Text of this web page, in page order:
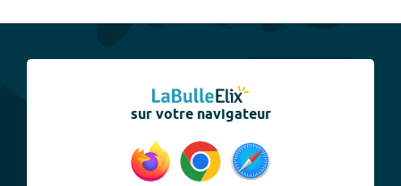
sur votre navigateur